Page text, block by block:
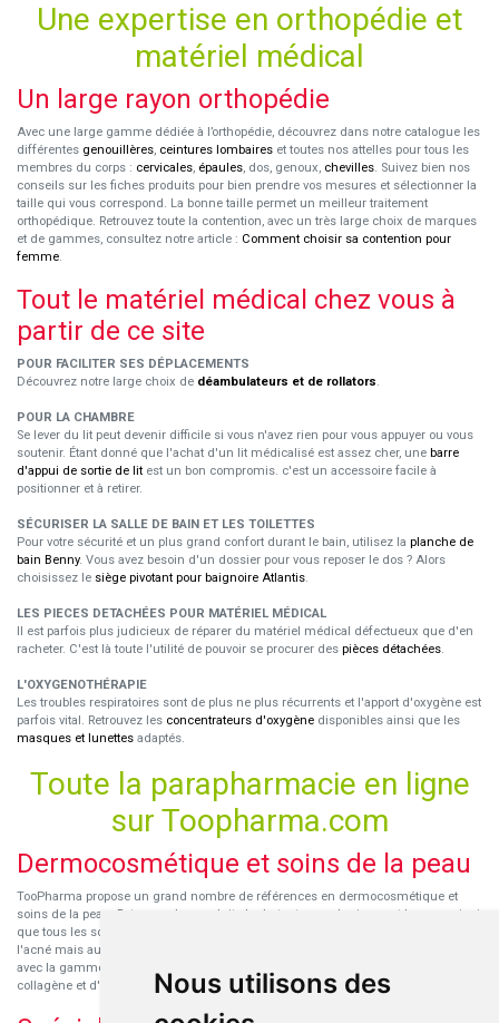
Nous utilisons des
Une expertise en orthopédie et
matériel médical
Un large rayon orthopédie
Avec une large gamme dédiée à l’orthopédie, découvrez dans notre catalogue les
différentes genouillères, ceintures lombaires et toutes nos attelles pour tous les
membres du corps : cervicales, épaules, dos, genoux, chevilles. Suivez bien nos
conseils sur les fiches produits pour bien prendre vos mesures et sélectionner la
taille qui vous correspond. La bonne taille permet un meilleur traitement
orthopédique. Retrouvez toute la contention, avec un très large choix de marques
et de gammes, consultez notre article : Comment choisir sa contention pour
femme.
Tout le matériel médical chez vous à
partir de ce site
POUR FACILITER SES DÉPLACEMENTS
Découvrez notre large choix de déambulateurs et de rollators.
POUR LA CHAMBRE
Se lever du lit peut devenir difficile si vous n'avez rien pour vous appuyer ou vous
soutenir. Étant donné que l'achat d'un lit médicalisé est assez cher, une barre
d'appui de sortie de lit est un bon compromis. c'est un accessoire facile à
positionner et à retirer.
SÉCURISER LA SALLE DE BAIN ET LES TOILETTES
Pour votre sécurité et un plus grand confort durant le bain, utilisez la planche de
bain Benny. Vous avez besoin d'un dossier pour vous reposer le dos ? Alors
choisissez le siège pivotant pour baignoire Atlantis.
LES PIECES DETACHÉES POUR MATÉRIEL MÉDICAL
Il est parfois plus judicieux de réparer du matériel médical défectueux que d'en
racheter. C'est là toute l'utilité de pouvoir se procurer des pièces détachées.
L'OXYGENOTHÉRAPIE
Les troubles respiratoires sont de plus ne plus récurrents et l'apport d'oxygène est
parfois vital. Retrouvez les concentrateurs d'oxygène disponibles ainsi que les
masques et lunettes adaptés.
Toute la parapharmacie en ligne
sur Toopharma.com
Dermocosmétique et soins de la peau
TooPharma propose un grand nombre de références en dermocosmétique et
soins de la peau. Retrouvez les produits hydratants pour le visage et le corps ainsi
que tous les soins pour peaux sensibles ou à tendance atopique, les soins pour
l'acné mais aussi des démaquillants. Découvrez nos nouvelles références SVR
avec la gamme anti-âge pour les peaux encore jeunes
collagène et d'acide hyaluronique.